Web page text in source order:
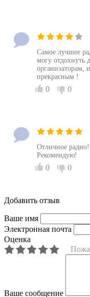
Самое лучшее
могу отдохнуть
организаторам,
прекрасным !
0 0
Отличное радио!
Рекомендую!
0 0
Добавить отзыв
Ваше имя
Электронная почта
Оценка
Ваше сообщение